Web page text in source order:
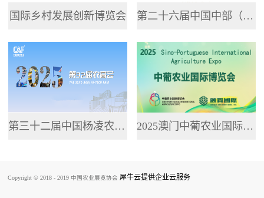
国际乡村发展创新博览会 第二十六届中国中部（湖南）农业博览会
第三十二届中国杨凌农业高新科技成果博览会 2025澳门中葡农业国际博览会
Copyright © 2018 - 2019 中国农业展览协会 犀牛云提供企业云服务